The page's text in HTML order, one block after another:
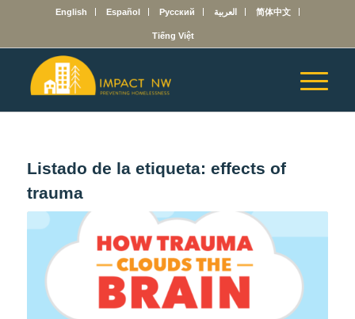
English Español Русский العربية 简体中文
Tiếng Việt
Listado de la etiqueta: effects of
trauma